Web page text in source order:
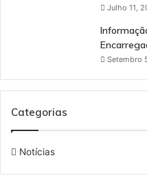
Julho 11,
Setembro
Categorias
Notícias